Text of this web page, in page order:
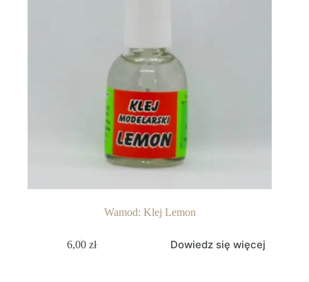
Wamod: Klej Lemon
6,00zł Dowiedz się więcej